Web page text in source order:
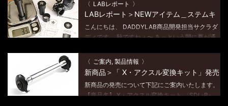
例 スペー […]
LABレポート
LABレポート＞NEWアイテム＿ステムキ
ャッチの開発
こんにちは、 DADDYLAB商品開発担当サクラダ
ディです。 秋ですねぇ〜 あっという間に夏が通
い出たくさんできましたか？ でも、これからの
季節がストライダーを楽しむには丁度良 […]
ご案内, 製品情報
新商品＞「 X・アクスル変換キット」発売
のご案内
新商品の発売について下記にご案内いたします。
【商品名】 X・アクスル変換キット 〈SDL-B-